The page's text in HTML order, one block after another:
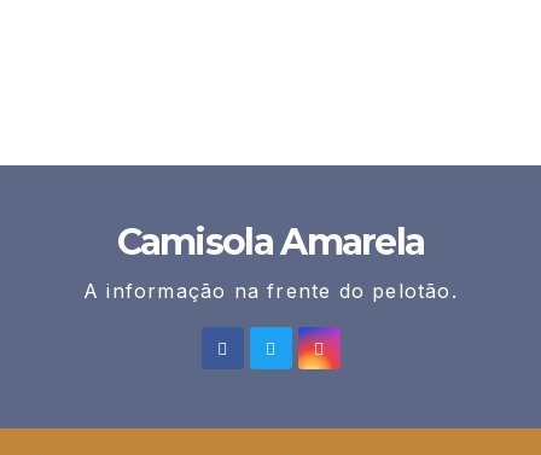
Camisola Amarela
A informação na frente do pelotão.